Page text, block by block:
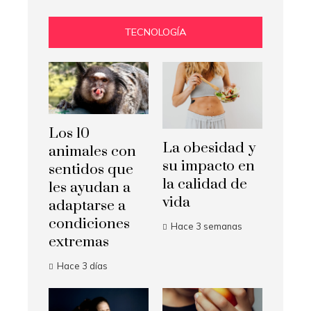
TECNOLOGÍA
Los 10
animales con
sentidos que
les ayudan a
adaptarse a
condiciones
extremas
Hace 3 días
La obesidad y
su impacto en
la calidad de
vida
Hace 3 semanas